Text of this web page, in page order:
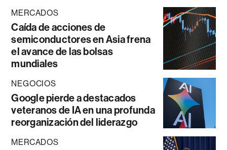
MERCADOS
Caída de acciones de
semiconductores en Asia frena
el avance de las bolsas
mundiales
NEGOCIOS
Google pierde a destacados
veteranos de IA en una profunda
reorganización del liderazgo
MERCADOS